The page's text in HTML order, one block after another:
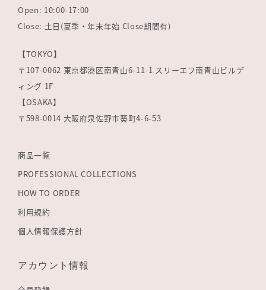
Open: 10:00-17:00
Close: 土日(夏季・年末年始 Close期間有)
【TOKYO】
〒107-0062 東京都港区南青山6-11-1 スリーエフ南青山ビルデ
ィング 1F
【OSAKA】
〒598-0014 大阪府泉佐野市葵町4-6-53
商品一覧
PROFESSIONAL COLLECTIONS
HOW TO ORDER
利用規約
個人情報保護方針
アカウント情報